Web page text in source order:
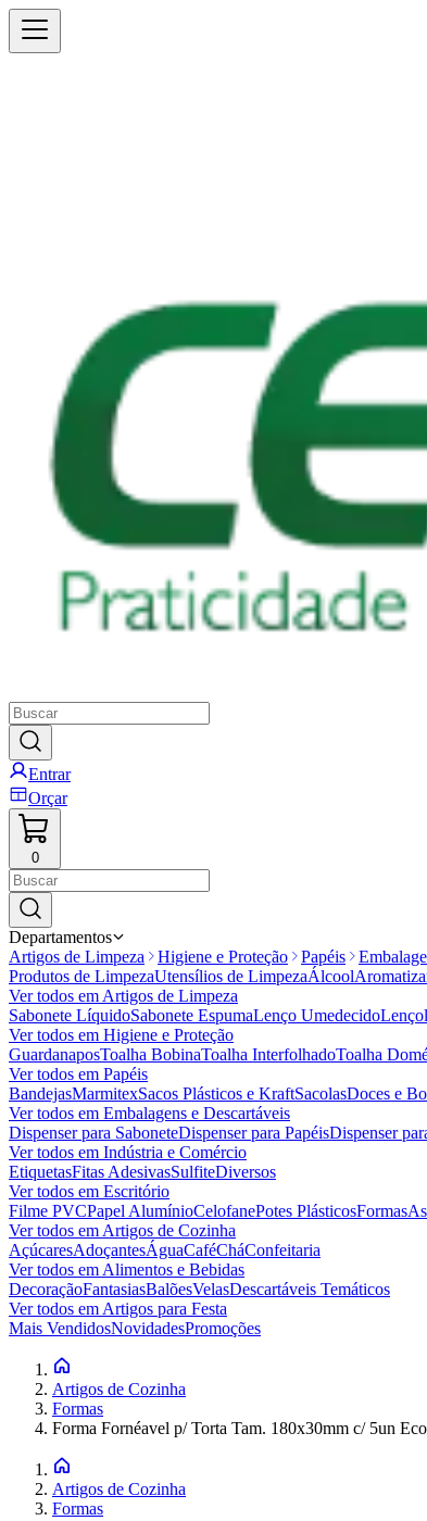
Entrar
Orçar
0
Departamentos
Artigos de Limpeza
Higiene e Proteção Papéis
Produtos de LimpezaUtensílios de LimpezaÁlcool
Ver todos emArtigos de Limpeza
Sabonete LíquidoSabonete EspumaLenço Umedecido
Ver todos em Higiene e Proteção
GuardanaposToalha BobinaToalha InterfolhadoToalha
Ver todos em Papéis
BandejasMarmitexSacos Plásticos e KraftSacolasDoces e
Ver todos em Embalagens e Descartáveis
Dispenser para SaboneteDispenser para PapéisDispenser
Ver todos em Indústria e Comércio
EtiquetasFitas AdesivasSulfiteDiversos
Ver todos em Escritório
Filme PVCPapel AlumínioCelofanePotes PlásticosFormas
Ver todos emArtigos de Cozinha
AçúcaresAdoçantesÁguaCaféCháConfeitaria
Ver todos emAlimentos e Bebidas
DecoraçãoFantasiasBalõesVelasDescartáveis Temáticos
Ver todos emArtigos para Festa
Mais VendidosNovidadesPromoções
Artigos de Cozinha
Formas
Forma Fornéavel p/ Torta Tam. 180x30mm c/ 5un
Artigos de Cozinha
Formas